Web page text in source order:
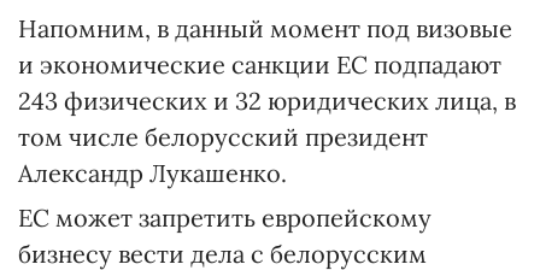
Напомним, в данный момент под визовые
и экономические санкции ЕС подпадают
243 физических и 32 юридических лица, в
том числе белорусский президент
Александр Лукашенко.
ЕС может запретить европейскому
бизнесу вести дела с белорусским